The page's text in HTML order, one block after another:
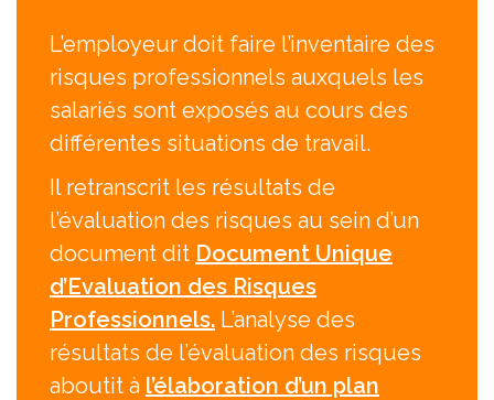
L’employeur doit faire l’inventaire des
risques professionnels auxquels les
salariés sont exposés au cours des
différentes situations de travail.
Il retranscrit les résultats de
l’évaluation des risques au sein d’un
document dit Document Unique
d’Evaluation des Risques
Professionnels. L’analyse des
résultats de l’évaluation des risques
aboutit à l’élaboration d’un plan